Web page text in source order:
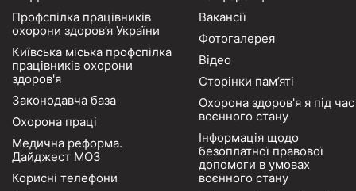
Профспілка працівників
охорони здоров’я України
Київська міська профспілка
працівників охорони
здоров'я
Законодавча база
Охорона праці
Медична реформа.
Дайджест МОЗ
Корисні телефони
Вакансії
Фотогалерея
Відео
Сторінки пам’яті
Охорона здоров'я я під час
воєнного стану
Інформація щодо
безоплатної правової
допомоги в умовах
воєнного стану